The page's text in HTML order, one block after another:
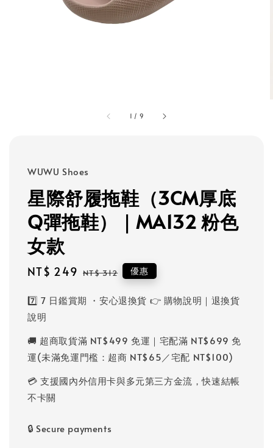
1 / 9
WUWU Shoes
星際舒履拖鞋（3CM厚底
Q彈拖鞋）｜MA132 粉色
女款
Sale
NT$ 249 Regular
NT$ 312 優惠
7️⃣ 7 日鑑賞期 ・安心退換貨 👉 購物說明｜退換貨
說明
🚚 超商取貨滿 NT$499 免運｜宅配滿 NT$699 免
運(未滿免運門檻：超商 NT$65／宅配 NT$100)
💳 支援國內外信用卡與多元第三方金流，快速結帳
不卡關
🔒 Secure payments